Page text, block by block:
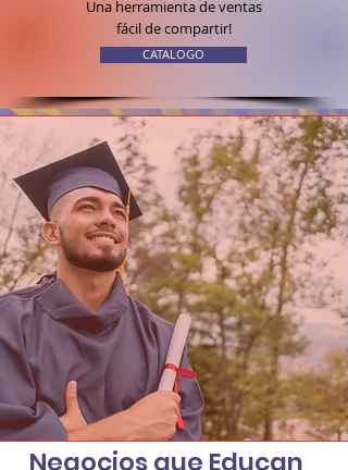
Una herramienta de ventas
fácil de compartir!
CATALOGO
Negocios que Educan